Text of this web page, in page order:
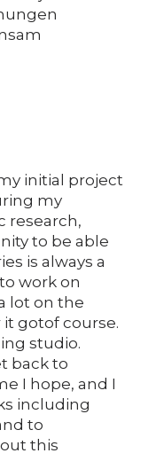
initial project
my
research,
to be able
is always a
work on
lot on the
gotof course.
studio.
back to
I hope, and I
including
to
this